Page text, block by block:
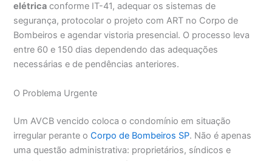
elétrica conforme IT-41, adequar os sistemas de
segurança, protocolar o projeto com ART no Corpo de
Bombeiros e agendar vistoria presencial. O processo leva
entre 60 e 150 dias dependendo das adequações
necessárias e de pendências anteriores.
O Problema Urgente
Um AVCB vencido coloca o condomínio em situação
irregular perante oCorpo de Bombeiros SP. Não é apenas
uma questão administrativa: proprietários, síndicos e